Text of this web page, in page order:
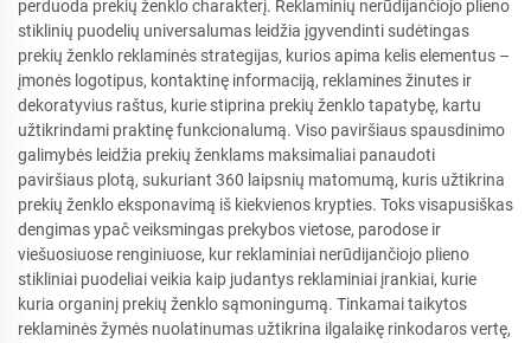
perduoda prekių ženklo charakterį. Reklaminių nerūdijančiojo plieno
stiklinių puodelių universalumas leidžia įgyvendinti sudėtingas
prekių ženklo reklaminės strategijas, kurios apima kelis elementus –
įmonės logotipus, kontaktinę informaciją, reklamines žinutes ir
dekoratyvius raštus, kurie stiprina prekių ženklo tapatybę, kartu
užtikrindami praktinę funkcionalumą. Viso paviršiaus spausdinimo
galimybės leidžia prekių ženklams maksimaliai panaudoti
paviršiaus plotą, sukuriant 360 laipsnių matomumą, kuris užtikrina
prekių ženklo eksponavimą iš kiekvienos krypties. Toks visapusiškas
dengimas ypač veiksmingas prekybos vietose, parodose ir
viešuosiuose renginiuose, kur reklaminiai nerūdijančiojo plieno
stikliniai puodeliai veikia kaip judantys reklaminiai įrankiai, kurie
kuria organinį prekių ženklo sąmoningumą. Tinkamai taikytos
reklaminės žymės nuolatinumas užtikrina ilgalaikę rinkodaros vertę,